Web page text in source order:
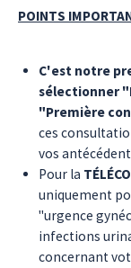
POINTS
C'est notre
sélectionner
"Première
ces
vos
Pour la
uniquement
"urgence
infections
concernant